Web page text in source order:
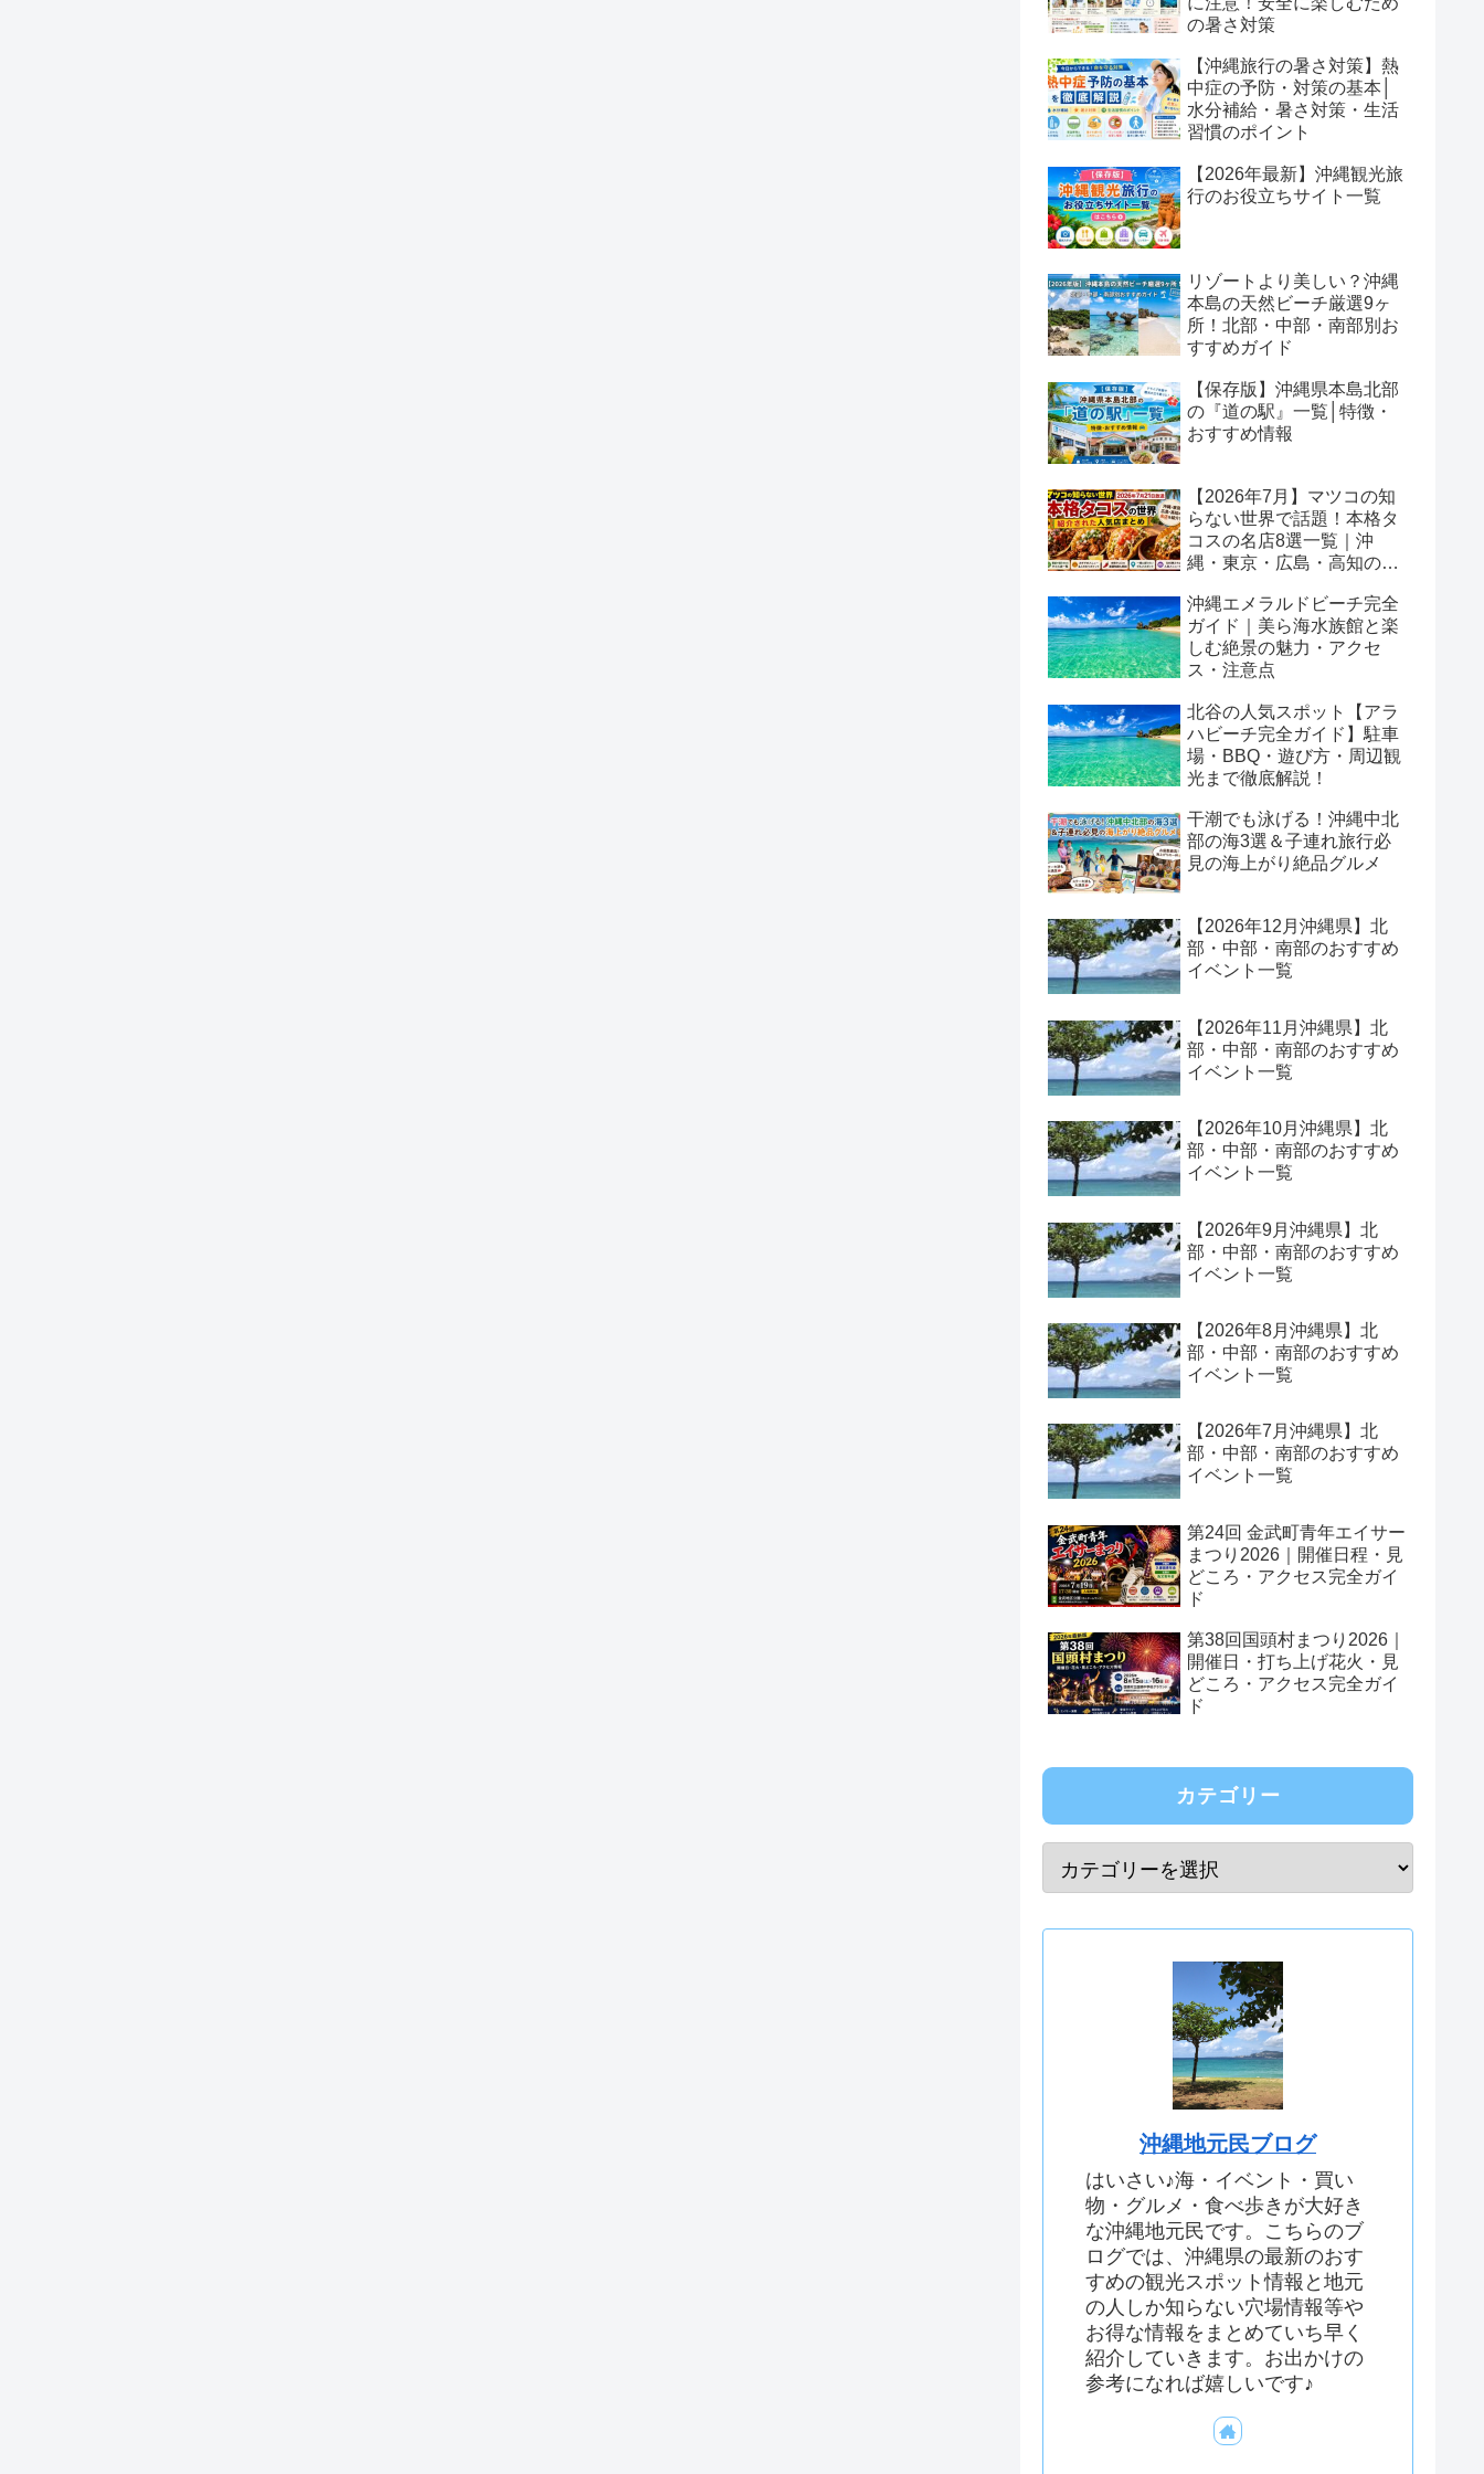
の暑さ対策
【沖縄旅行の暑さ対策】熱
中症の予防・対策の基本│
水分補給・暑さ対策・生活
習慣のポイント
【2026年最新】沖縄観光旅
行のお役立ちサイト一覧
リゾートより美しい？沖縄
本島の天然ビーチ厳選9ヶ
所！北部・中部・南部別お
すすめガイド
【保存版】沖縄県本島北部
の『道の駅』一覧│特徴・
おすすめ情報
【2026年7月】マツコの知
らない世界で話題！本格タ
コスの名店8選一覧｜沖
縄・東京・広島・高知の絶
沖縄エメラルドビーチ完全
ガイド｜美ら海水族館と楽
しむ絶景の魅力・アクセ
ス・注意点
北谷の人気スポット【アラ
ハビーチ完全ガイド】駐車
場・BBQ・遊び方・周辺観
光まで徹底解説！
干潮でも泳げる！沖縄中北
部の海3選＆子連れ旅行必
見の海上がり絶品グルメ
【2026年12月沖縄県】北
部・中部・南部のおすすめ
イベント一覧
【2026年11月沖縄県】北
部・中部・南部のおすすめ
イベント一覧
【2026年10月沖縄県】北
部・中部・南部のおすすめ
イベント一覧
【2026年9月沖縄県】北
部・中部・南部のおすすめ
イベント一覧
【2026年8月沖縄県】北
部・中部・南部のおすすめ
イベント一覧
【2026年7月沖縄県】北
部・中部・南部のおすすめ
イベント一覧
第24回 金武町青年エイサー
まつり2026｜開催日程・見
どころ・アクセス完全ガイ
ド
第38回国頭村まつり2026｜
開催日・打ち上げ花火・見
どころ・アクセス完全ガイ
ド
カテゴリー
沖縄地元民ブログ
はいさい♪海・イベント・買い
物・グルメ・食べ歩きが大好き
な沖縄地元民です。こちらのブ
ログでは、沖縄県の最新のおす
すめの観光スポット情報と地元
の人しか知らない穴場情報等や
お得な情報をまとめていち早く
紹介していきます。お出かけの
参考になれば嬉しいです♪